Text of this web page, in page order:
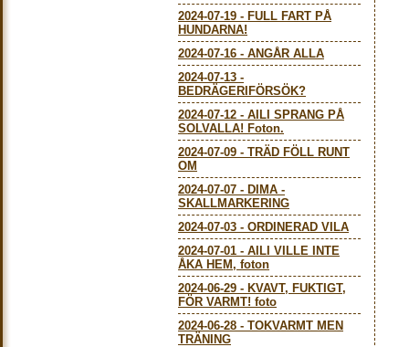
2024-07-19 - FULL FART PÅ
HUNDARNA!
2024-07-16 - ANGÅR ALLA
2024-07-13 -
BEDRÄGERIFÖRSÖK?
2024-07-12 - AILI SPRANG PÅ
SOLVALLA! Foton.
2024-07-09 - TRÄD FÖLL RUNT
OM
2024-07-07 - DIMA -
SKALLMARKERING
2024-07-03 - ORDINERAD VILA
2024-07-01 - AILI VILLE INTE
ÅKA HEM, foton
2024-06-29 - KVAVT, FUKTIGT,
FÖR VARMT! foto
2024-06-28 - TOKVARMT MEN
TRÄNING